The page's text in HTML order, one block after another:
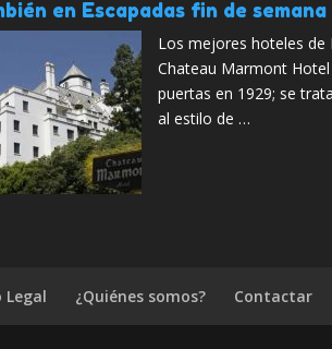
en Escapadas fin de semana
Los mejores hoteles de
Chateau Marmont Hotel
puertas en 1929; se
al estilo de …
Legal ¿Quiénes somos? Contactar